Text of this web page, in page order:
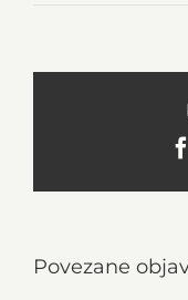
Povezane